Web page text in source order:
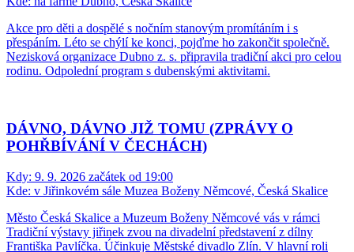
Akce pro děti a dospělé s nočním stanovým promítáním i s
přespáním. Léto se chýlí ke konci, pojďme ho zakončit společně.
Nezisková organizace Dubno z. s. připravila tradiční akci pro celou
rodinu. Odpolední program s dubenskými aktivitami.
DÁVNO, DÁVNO JIŽ TOMU (ZPRÁVY O
POHŘBÍVÁNÍ V ČECHÁCH)
Kdy: 9. 9. 2026 začátek od 19:00
Kde: v Jiřinkovém sále Muzea Boženy Němcové, Česká Skalice
Město Česká Skalice a Muzeum Boženy Němcové vás v rámci
Tradiční výstavy jiřinek zvou na divadelní představení z dílny
Františka Pavlíčka. Účinkuje Městské divadlo Zlín. V hlavní roli